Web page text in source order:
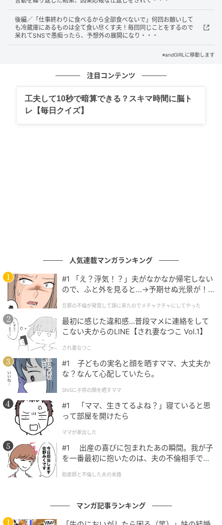
情で私と夫に軽く目を向けてくれましたが、プロの医
師として冷静に診察を始めました。私たちはこれから
明かされる真実を前に、息を呑んで沈黙を守っていま
した。義父の口から、どんな言葉が飛び出すのか不安
医師から告げられた衝撃の診断
込み、同様の騒動を起こしていた常習犯でした。カル
テにはその時の記録が克明に残っており、偽装工作の
手口まで周知されていたのです。まさか自分が適当に
選んだターゲットの親族が経営する病院に来るとは夢
にも思わなかった女は、あまりにも不運な偶然に絶望
し、その場でガタガタと震え始めました。
逃げ場を失った女の末路
正体が完全にバレた女は、逆上して診察室から逃げ出
そうとしましたが、義父はすでに警察へ通報を済ませ
ていました。待ち受けていた警官たちに対し、女は狂
ったように叫び散らして抵抗しましたが、これまでの
余罪も考慮され、その場で連行されることになりまし
た。夫は呆然として立ち尽くしていましたが、義父は
「身内を巻き込むような面倒を抱え込むな」と息子を
一喝し、ようやくその場に静寂が戻りました。
その後、女の背景が詳しく調べられ、金銭目的の詐欺
未遂であることが確定しました。夫が不倫をしていな
後編／「仕事終わりに食べるから全部食べないで」何回お願いして
も冷蔵庫にあるものは全て食い尽くす夫！毎回同じことをするので
呆れてSNSで愚痴ったら、予想外の展開になり・・・
※andGIRLに移動します
注目コンテンツ
工夫して10秒で暗算できる？スキマ時間に脳ト
レ【毎日クイズ】
人気連載マンガランキング
#1 「え？浮気！？」夫がなかなか帰宅しない
ので、ふと外を見ると…→予期せぬ光景が！
クチャにしてやった
旦那の不倫が発覚して頭に来たのでメチャクチャにしてやった
最初に感じた違和感…普段マメに連絡をして
こない夫からのLINE【され妻なつこ Vol.1】
され妻なつこ
#1 子どもの実名と顔を晒すママ、大丈夫か
な？なんて心配していたら。
SNSに子供の顔を晒すママ
#1 「ママ、生きてるよね？」寝ていると思
って部屋を開けたら
ママが家出した
#1 出産の喜びに包まれたあの瞬間。我が子
を一番最初に抱いたのは、夫の不倫相手でし
助産師と不倫した夫の末路
マンガ記事ランキング